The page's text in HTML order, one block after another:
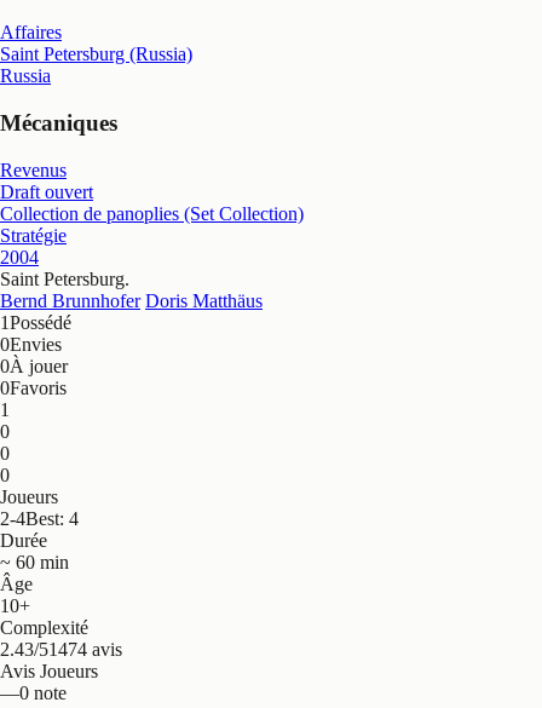
Affaires
Saint Petersburg (Russia)
Russia
Mécaniques
Revenus
Draft ouvert
Collection de panoplies (Set Collection)
Stratégie
2004
Saint Petersburg.
Bernd Brunnhofer Doris Matthäus
1Possédé
0Envies
0À jouer
0Favoris
1
0
0
0
Joueurs
2-4Best: 4
Durée
~ 60 min
Âge
10+
Complexité
2.43/51474 avis
Avis Joueurs
—0 note